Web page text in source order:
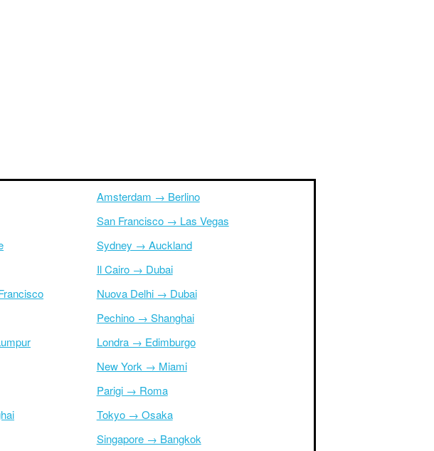
Amsterdam → Berlino
San Francisco → Las Vegas
Sydney → Auckland
Il Cairo → Dubai
Nuova Delhi → Dubai
Pechino → Shanghai
Londra → Edimburgo
New York → Miami
Parigi → Roma
Tokyo → Osaka
Singapore → Bangkok